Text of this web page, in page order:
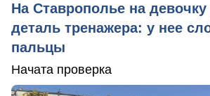
На Ставрополье на девочку
деталь тренажера: у нее
пальцы
Начата проверка